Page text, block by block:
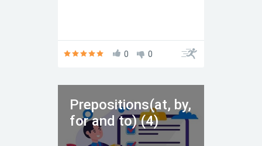
0 0
Prepositions(at, by,
for and to) (4)